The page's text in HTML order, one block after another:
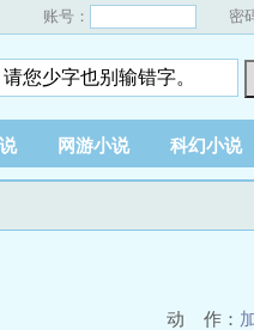
账号： 密
网游小说 科幻小说
动 作：